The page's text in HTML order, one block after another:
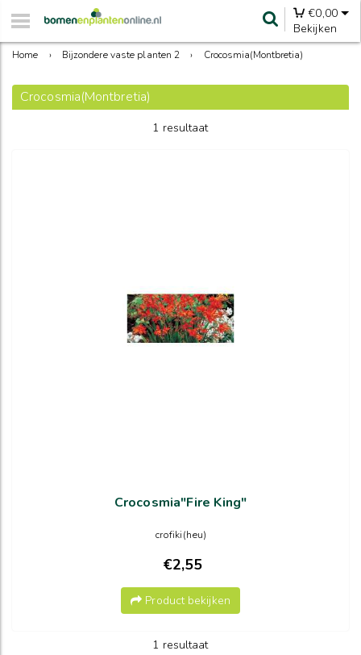
€0,00
Bekijken
Home › Bijzondere vaste planten 2 › Crocosmia(Montbretia)
Crocosmia(Montbretia)
1 resultaat
Crocosmia"Fire King"
crofiki(heu)
€2,55
Product bekijken
1 resultaat